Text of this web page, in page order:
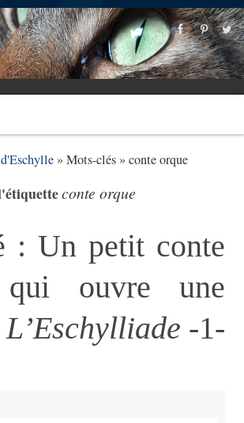
» Mots-clés » conte orque
conte orque
: Un petit conte
qui ouvre une
L’Eschylliade -1-